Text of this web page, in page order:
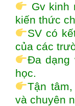
Gv kinh
kiến thức
SV có
của các
Đa dạng
học.
Tận
và chuyên